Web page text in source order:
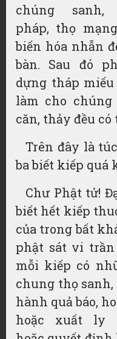
chúng sanh,
pháp, thọ mạng
biến hóa nhẫn
bàn. Sau đó
dựng tháp miếu
làm cho chúng
căn, thảy đều có
Trên đây là
ba biết kiếp quá
Chư Phật tử!
biết hết kiếp
của trong bất
phật sát vi trần
mỗi kiếp có
chung thọ sanh,
hành quả báo,
hoặc xuất ly